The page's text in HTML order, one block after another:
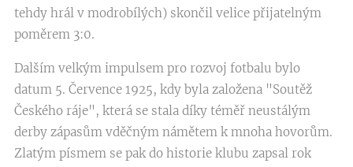
tehdy hrál v modrobílých) skončil velice přijatelným
poměrem 3:0.
Dalším velkým impulsem pro rozvoj fotbalu bylo
datum 5. Července 1925, kdy byla založena "Soutěž
Českého ráje", která se stala díky téměř neustálým
derby zápasům vděčným námětem k mnoha hovorům.
Zlatým písmem se pak do historie klubu zapsal rok